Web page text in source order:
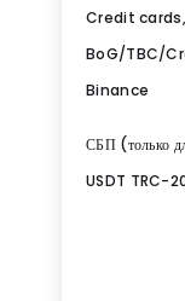
Credit cards,
BoG/TBC/
Binance
СБП (только
USDT TRC-